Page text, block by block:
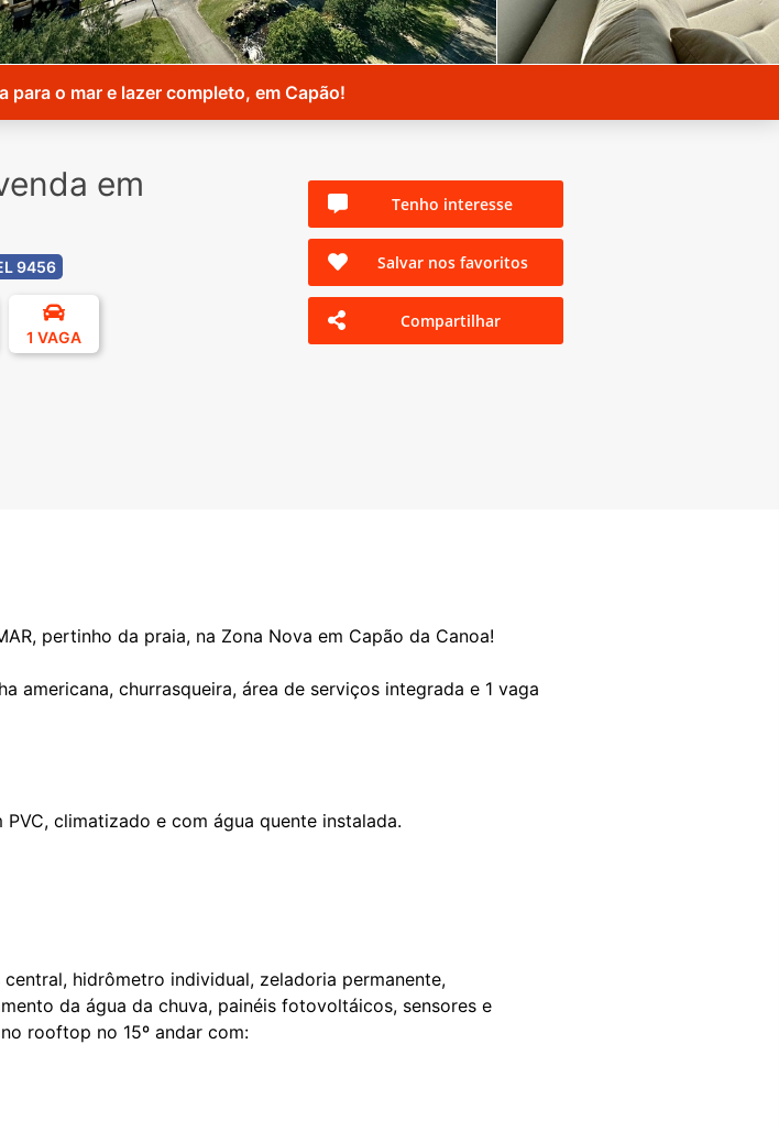
o mar e lazer completo, em Capão!
em
9456
1 VAGA
Tenho interesse
Salvar nos favoritos
Compartilhar
pertinho da praia, na Zona Nova em Capão da Canoa!
americana, churrasqueira, área de serviços integrada e 1 vaga
climatizado e com água quente instalada.
hidrômetro individual, zeladoria permanente,
da água da chuva, painéis fotovoltáicos, sensores e
rooftop no 15º andar com: